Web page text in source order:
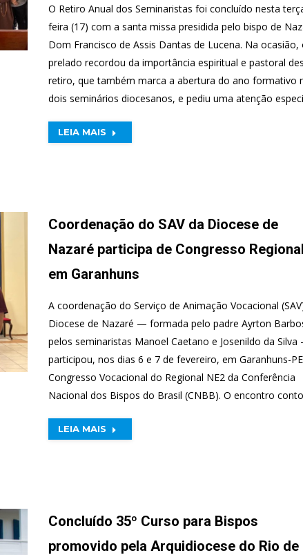
O Retiro Anual dos Seminaristas foi concluído nesta
feira (17) com a santa missa presidida pelo bispo de
Dom Francisco de Assis Dantas de Lucena. Na ocasião,
prelado recordou da importância espiritual e pastoral
retiro, que também marca a abertura do ano formativo
dois seminários diocesanos, e pediu uma atenção
LEIA MAIS
Coordenação do SAV da Diocese de
Nazaré participa de Congresso Regional
em Garanhuns
A coordenação do Serviço de Animação Vocacional
Diocese de Nazaré — formada pelo padre Ayrton
pelos seminaristas Manoel Caetano e Josenildo da
participou, nos dias 6 e 7 de fevereiro, em Garanhuns-
Congresso Vocacional do Regional NE2 da Conferência
Nacional dos Bispos do Brasil (CNBB). O encontro
LEIA MAIS
Concluído 35º Curso para Bispos
promovido pela Arquidiocese do Rio de